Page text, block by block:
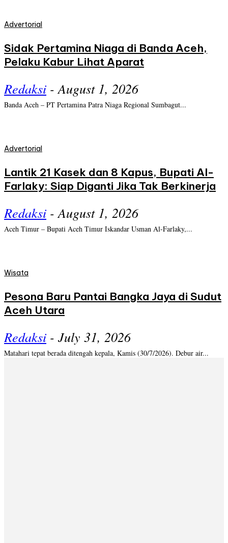
Advertorial
Sidak Pertamina Niaga di Banda Aceh,
Pelaku Kabur Lihat Aparat
Redaksi - August 1, 2026
Banda Aceh – PT Pertamina Patra Niaga Regional Sumbagut...
Advertorial
Lantik 21 Kasek dan 8 Kapus, Bupati Al-
Farlaky: Siap Diganti Jika Tak Berkinerja
Redaksi - August 1, 2026
Aceh Timur – Bupati Aceh Timur Iskandar Usman Al-Farlaky,...
Wisata
Pesona Baru Pantai Bangka Jaya di Sudut
Aceh Utara
Redaksi - July 31, 2026
Matahari tepat berada ditengah kepala, Kamis (30/7/2026). Debur air...